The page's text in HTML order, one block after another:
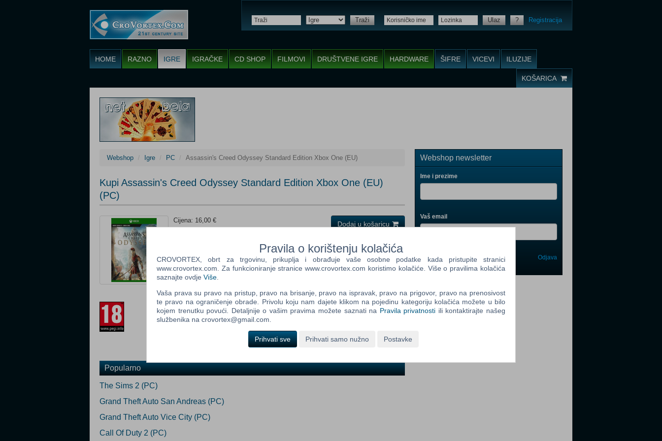
Traži Ulaz ? Registracija
HOME RAZNO IGRE IGRAČKE CD SHOP FILMOVI DRUŠTVENE IGRE HARDWARE ŠIFRE VICEVI ILUZIJE
KOŠARICA
Webshop Igre PC Assassin's Creed Odyssey Standard Edition Xbox One (EU)
Kupi Assassin's Creed Odyssey Standard Edition Xbox One (EU)
(PC)
Cijena: 16,00 €
Platforma: PC
Ocijeni
Prilagođeno za dob:
Dodaj u košaricu
Popularno
The Sims 2 (PC)
Grand Theft Auto San Andreas (PC)
Grand Theft Auto Vice City (PC)
Call Of Duty 2 (PC)
Webshop newsletter
Ime i prezime
Vaš email
Control
Field
Prijavi me Odjava
Pravila o korištenju kolačića
CROVORTEX, obrt za trgovinu, prikuplja i obrađuje vaše osobne podatke kada pristupite stranici
www.crovortex.com. Za funkcioniranje stranice www.crovortex.com koristimo kolačiće. Više o pravilima kolačića
saznajte ovdje Više
Vaša prava su pravo na pristup, pravo na brisanje, pravo na ispravak, pravo na prigovor, pravo na prenosivost
te pravo na ograničenje obrade. Privolu koju nam dajete klikom na pojedinu kategoriju kolačića možete u bilo
kojem trenutku povući. Detaljnije o vašim pravima možete saznati na Pravila privatnosti ili kontaktirajte našeg
službenika na crovortex@gmail.com.
Prihvati sve Prihvati samo nužno Postavke